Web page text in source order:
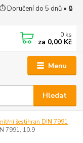
Doručení do 5 dnů • 🔒
Menu
Hledat
0 ks
za 0,00 Kč
šestihran DIN 7991
7991, 10.9